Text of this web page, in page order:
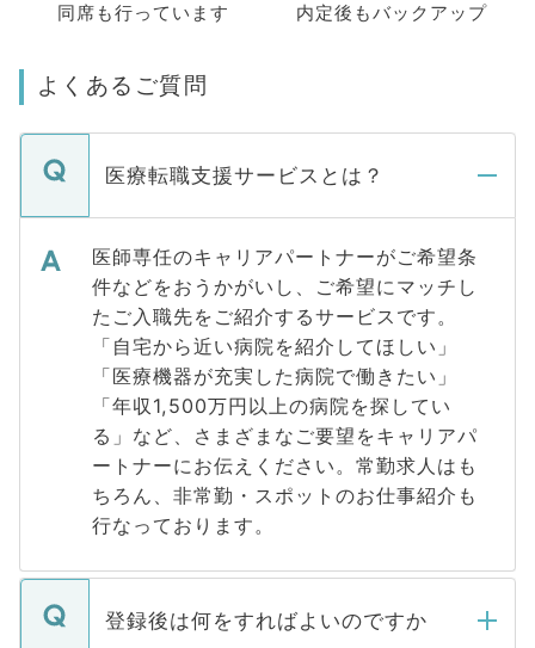
同席も行っています
内定後もバックアップ
よくあるご質問
医療転職支援サービスとは？
医師専任のキャリアパートナーがご希望条
件などをおうかがいし、ご希望にマッチし
たご入職先をご紹介するサービスです。
「自宅から近い病院を紹介してほしい」
「医療機器が充実した病院で働きたい」
「年収1,500万円以上の病院を探してい
る」など、さまざまなご要望をキャリアパ
ートナーにお伝えください。常勤求人はも
ちろん、非常勤・スポットのお仕事紹介も
行なっております。
登録後は何をすればよいのですか